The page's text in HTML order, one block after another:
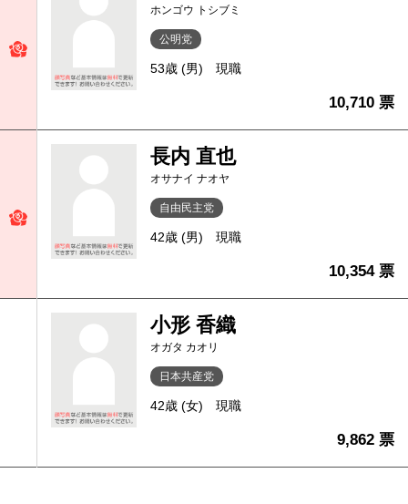
ホンゴウ トシブミ
公明党
53歳 (男) 現職
10,710 票
長内 直也
オサナイ ナオヤ
自由民主党
42歳 (男) 現職
10,354 票
小形 香織
オガタ カオリ
日本共産党
42歳 (女) 現職
9,862 票